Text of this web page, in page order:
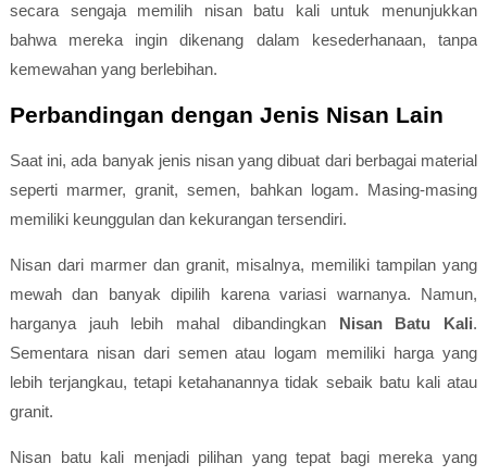
secara sengaja memilih nisan batu kali untuk menunjukkan
bahwa mereka ingin dikenang dalam kesederhanaan, tanpa
kemewahan yang berlebihan.
Perbandingan dengan Jenis Nisan Lain
Saat ini, ada banyak jenis nisan yang dibuat dari berbagai material
seperti marmer, granit, semen, bahkan logam. Masing-masing
memiliki keunggulan dan kekurangan tersendiri.
Nisan dari marmer dan granit, misalnya, memiliki tampilan yang
mewah dan banyak dipilih karena variasi warnanya. Namun,
harganya jauh lebih mahal dibandingkan Nisan Batu Kali.
Sementara nisan dari semen atau logam memiliki harga yang
lebih terjangkau, tetapi ketahanannya tidak sebaik batu kali atau
granit.
Nisan batu kali menjadi pilihan yang tepat bagi mereka yang